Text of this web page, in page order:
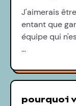
J'aimerais
entant que
équipe qui
…
pourquoi